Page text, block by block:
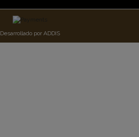
Desarrollado por ADDIS